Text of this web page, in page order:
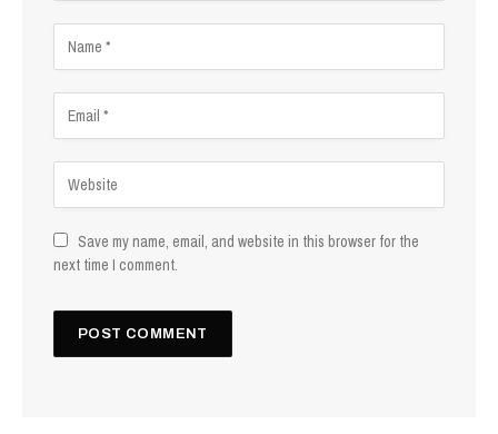
Save my name, email, and website in this browser for the
next time I comment.